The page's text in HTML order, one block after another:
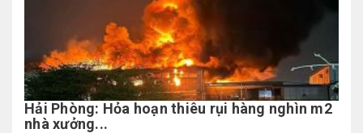
Hải Phòng: Hỏa hoạn thiêu rụi hàng nghìn m2
nhà xưởng...